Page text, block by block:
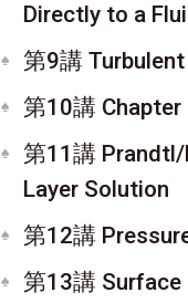
Directly to a
第9講
第10講
第11講
Layer Solution
第12講
第13講 Surface